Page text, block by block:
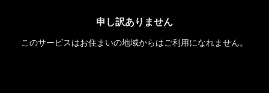
申し訳ありません
このサービスはお住まいの地域からはご利用になれません。